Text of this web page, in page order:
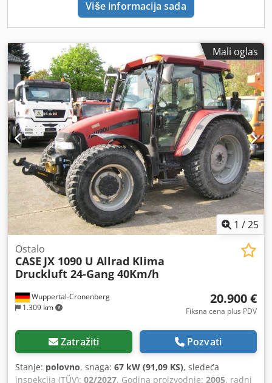
Više informacija sada
Mali oglas
1 /25
Wuppertal-Cronenberg
1.309 km
Ostalo
CASE JX 1090 U Allrad Klima
Druckluft 24-Gang 40Km/h
20.900 €
Fiksna cena plus PDV
Zatražiti Pozvati
Stanje: polovno, snaga: 67 kW (91,09 KS), sledeća
inspekcija (TÜV): 02/2027, Godina proizvodnje: 2005, radni